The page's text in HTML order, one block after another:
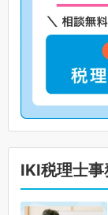
IKI税理士事